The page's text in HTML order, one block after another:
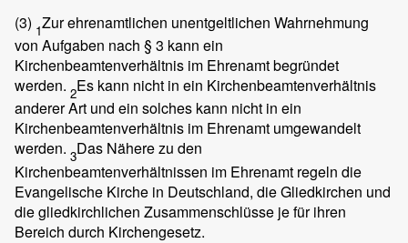
(3) 1Zur ehrenamtlichen unentgeltlichen Wahrnehmung
von Aufgaben nach § 3 kann ein
Kirchenbeamtenverhältnis im Ehrenamt begründet
werden. 2Es kann nicht in ein Kirchenbeamtenverhältnis
anderer Art und ein solches kann nicht in ein
Kirchenbeamtenverhältnis im Ehrenamt umgewandelt
werden. 3Das Nähere zu den
Kirchenbeamtenverhältnissen im Ehrenamt regeln die
Evangelische Kirche in Deutschland, die Gliedkirchen und
die gliedkirchlichen Zusammenschlüsse je für ihren
Bereich durch Kirchengesetz.